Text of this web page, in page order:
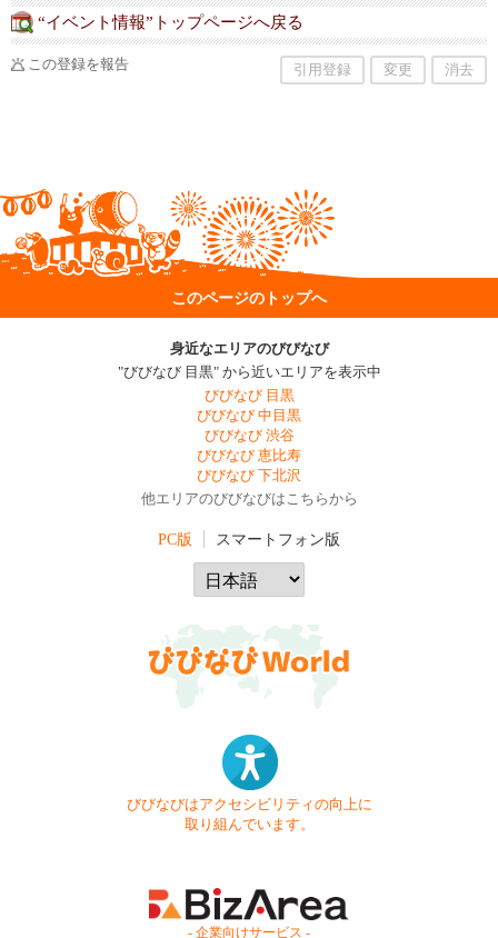
“イベント情報”トップページへ戻る
この登録を報告 引用登録 変更 消去
このページのトップへ
身近なエリアのびびなび
"びびなび 目黒" から近いエリアを表示中
びびなび 目黒
びびなび 中目黒
びびなび 渋谷
びびなび 恵比寿
びびなび 下北沢
他エリアのびびなびはこちらから
PC版 スマートフォン版
びびなびはアクセシビリティの向上に
取り組んでいます。
- 企業向けサービス -